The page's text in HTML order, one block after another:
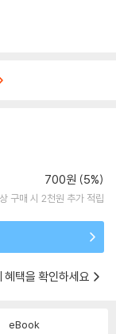
700원 (5%)
구매 시 2천원 추가 적립
택을 확인하세요
eBook